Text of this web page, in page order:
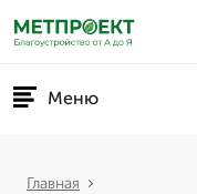
Меню
Главная